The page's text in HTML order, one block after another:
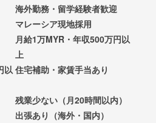
海外勤務・留学経験者歓迎
マレーシア現地採用
月給1万MYR・年収500万円以
上
以 住宅補助・家賃手当あり
残業少ない（月20時間以内）
出張あり（海外・国内）